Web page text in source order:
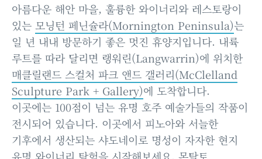
아름다운 해안 마을, 훌륭한 와이너리와 레스토랑이
있는 모닝턴 페닌슐라(Mornington Peninsula)는
일 년 내내 방문하기 좋은 멋진 휴양지입니다. 내륙
루트를 따라 달리면 랭워린(Langwarrin)에 위치한
매클릴랜드 스컬처 파크 앤드 갤러리(McClelland
Sculpture Park + Gallery)에 도착합니다.
이곳에는 100점이 넘는 유명 호주 예술가들의 작품이
전시되어 있습니다. 이곳에서 피노아와 서늘한
기후에서 생산되는 샤도네이로 명성이 자자한 현지